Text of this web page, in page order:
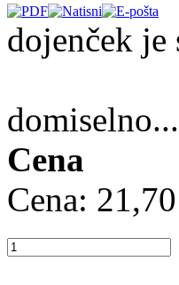
dojenček je
Cena
Cena: